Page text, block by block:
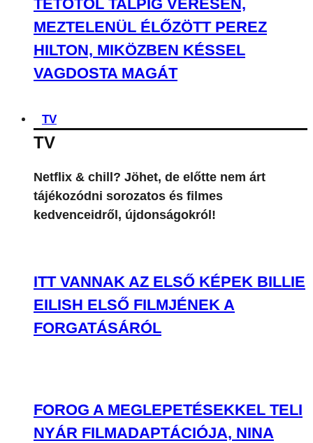
TETŐTŐL TALPIG VÉRESEN,
MEZTELENÜL ÉLŐZÖTT PEREZ
HILTON, MIKÖZBEN KÉSSEL
VAGDOSTA MAGÁT
TV
TV
Netflix & chill? Jöhet, de előtte nem árt
tájékozódni sorozatos és filmes
kedvenceidről, újdonságokról!
ITT VANNAK AZ ELSŐ KÉPEK BILLIE
EILISH ELSŐ FILMJÉNEK A
FORGATÁSÁRÓL
FOROG A MEGLEPETÉSEKKEL TELI
NYÁR FILMADAPTÁCIÓJA, NINA